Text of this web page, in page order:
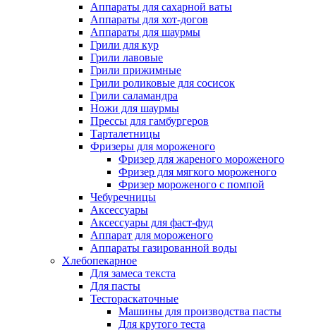
Аппараты для сахарной ваты
Аппараты для хот-догов
Аппараты для шаурмы
Грили для кур
Грили лавовые
Грили прижимные
Грили роликовые для сосисок
Грили саламандра
Ножи для шаурмы
Прессы для гамбургеров
Тарталетницы
Фризеры для мороженого
Фризер для жареного мороженого
Фризер для мягкого мороженого
Фризер мороженого с помпой
Чебуречницы
Аксессуары
Аксессуары для фаст-фуд
Аппарат для мороженого
Аппараты газированной воды
Хлебопекарное
Для замеса текста
Для пасты
Тестораскаточные
Машины для производства пасты
Для крутого теста